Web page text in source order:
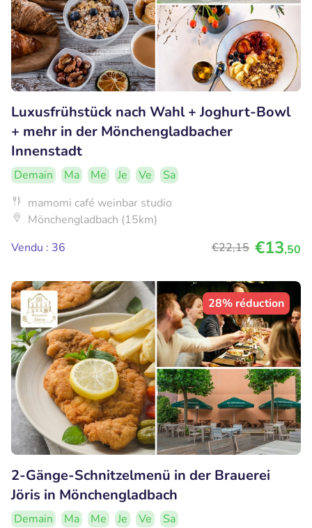
Luxusfrühstück nach Wahl + Joghurt-Bowl
+ mehr in der Mönchengladbacher
Innenstadt
Demain Ma Me Je Ve
Sa
mamomi café weinbar studio
Mönchengladbach (15km)
Vendu : 36
€22,15 €13,50
28% réduction
2-Gänge-Schnitzelmenü in der Brauerei
Jöris in Mönchengladbach
Demain Ma Me Je Ve
Sa